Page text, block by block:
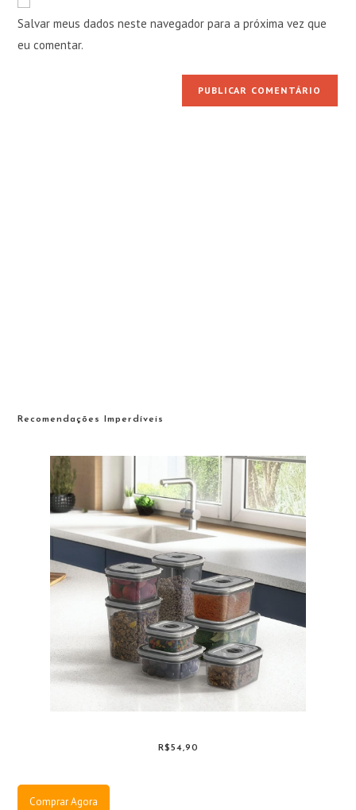
comentar
mail
para
comentar
do
seu
site
Salvar meus dados neste navegador para a próxima vez que
eu comentar.
Recomendações Imperdíveis
R$54,90
Comprar Agora